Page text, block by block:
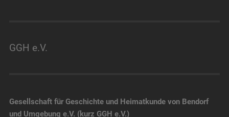
GGH e.V.
Gesellschaft für Geschichte und Heimatkunde von Bendorf
und Umgebung e.V. (kurz GGH e.V.)